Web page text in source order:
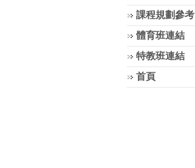
課程規劃參考
體育班連結
特教班連結
首頁